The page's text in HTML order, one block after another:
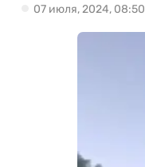
07 июля, 2024, 08:50